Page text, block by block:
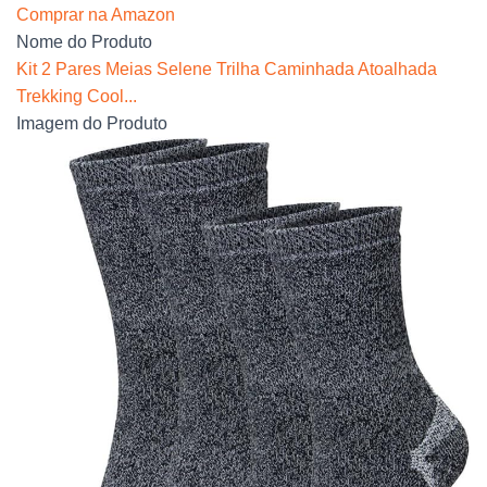
Comprar na Amazon
Nome do Produto
Kit 2 Pares Meias Selene Trilha Caminhada Atoalhada
Trekking Cool...
Imagem do Produto